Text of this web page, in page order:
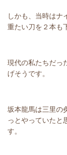
しかも、当時はナ
重たい刀を２本も
現代の私たちだっ
げそうです。
坂本龍馬は三里の
っとやっていたと
す。